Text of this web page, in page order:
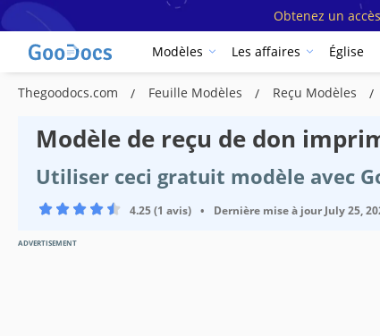
Obtenez un
Modèles Les affaires Église
Thegoodocs.com Feuille Modèles Reçu Modèles
Modèle de reçu de don
Utiliser ceci gratuit modèle avec
4.25 (1 avis) • Dernière mise à jour July 25,
ADVERTISEMENT